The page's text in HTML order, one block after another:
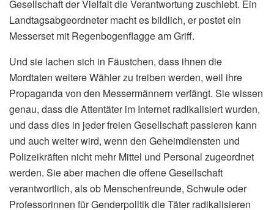
Gesellschaft der Vielfalt die Verantwortung zuschiebt. Ein
Landtagsabgeordneter macht es bildlich, er postet ein
Messerset mit Regenbogenflagge am Griff.
Und sie lachen sich in Fäustchen, dass ihnen die
Mordtaten weitere Wähler zu treiben werden, weil ihre
Propaganda von den Messermännern verfängt. Sie wissen
genau, dass die Attentäter im Internet radikalisiert wurden,
und dass dies in jeder freien Gesellschaft passieren kann
und auch weiter wird, wenn den Geheimdiensten und
Polizeikräften nicht mehr Mittel und Personal zugeordnet
werden. Sie aber machen die offene Gesellschaft
verantwortlich, als ob Menschenfreunde, Schwule oder
Professorinnen für Genderpolitik die Täter radikalisieren